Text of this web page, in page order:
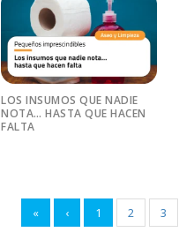
LOS INSUMOS QUE NADIE
NOTA… HASTA QUE HACEN
FALTA
« ‹ 1 2 3